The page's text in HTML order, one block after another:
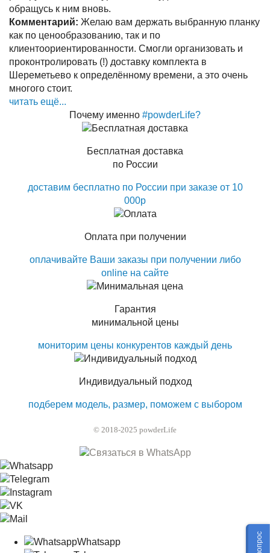
обращусь к ним вновь.
Комментарий: Желаю вам держать выбранную планку
как по ценообразованию, так и по
клиентоориентированности. Смогли организовать и
проконтролировать (!) доставку комплекта в
Шереметьево к определённому времени, а это очень
многого стоит.
читать ещё...
Почему именно #powderLife?
Бесплатная доставка
по России
доставим бесплатно по России при заказе от 10
000р
Оплата при получении
оплачивайте Ваши заказы при получении либо
online на сайте
Гарантия
минимальной цены
мониторим цены конкурентов каждый день
Индивидуальный подход
подберем модель, размер, поможем с выбором
© 2018-2025 powderLife
Whatsapp